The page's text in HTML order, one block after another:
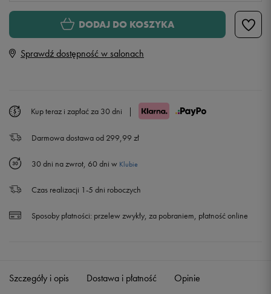
31
33
Powiadom o dostępności
DODAJ DO KOSZYKA
Sprawdź dostępność w salonach
Kup teraz i zapłać za 30 dni |
Darmowa dostawa od 299,99 zł
30 dni na zwrot, 60 dni w Klubie
Czas realizacji 1-5 dni roboczych
Sposoby płatności: przelew zwykły, za pobraniem, płatność online
Szczegóły i opis Dostawa i płatność Opinie